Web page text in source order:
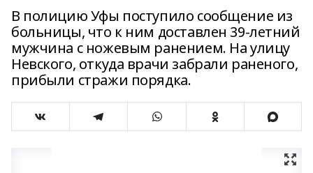
В полицию Уфы поступило сообщение из
больницы, что к ним доставлен 39-летний
мужчина с ножевым ранением. На улицу
Невского, откуда врачи забрали раненого,
прибыли стражи порядка.